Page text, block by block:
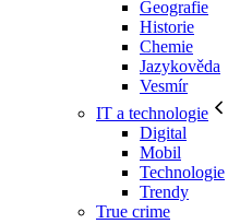
Geografie
Historie
Chemie
Jazykověda
Vesmír
IT a technologie
Digital
Mobil
Technologie
Trendy
True crime